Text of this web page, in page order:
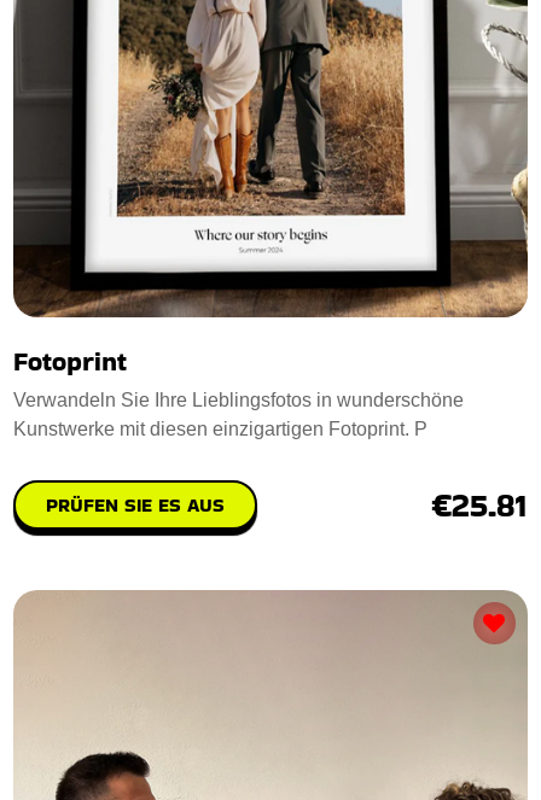
Fotoprint
Verwandeln Sie Ihre Lieblingsfotos in wunderschöne
Kunstwerke mit diesen einzigartigen Fotoprint. P
PRÜFEN SIE ES AUS €25.81